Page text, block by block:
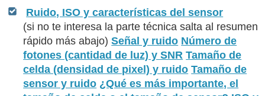
Ruido, ISO y características del sensor
(si no te interesa la parte técnica salta al resumen
rápido más abajo)Señal y ruido Número de
fotones (cantidad de luz) y SNR Tamaño de
celda (densidad de pixel) y ruido Tamaño de
sensor y ruido ¿Qué es más importante, el